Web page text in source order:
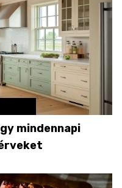
mindennapi